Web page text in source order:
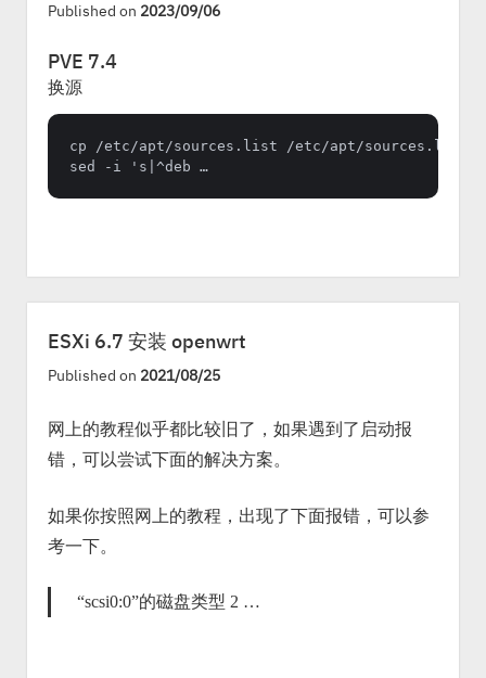
Published on 2023/09/06
PVE 7.4
换源
cp /etc/apt/sources.list /etc/apt/
sed -i 's|^deb …
ESXi 6.7 安装 openwrt
Published on 2021/08/25
网上的教程似乎都比较旧了，如果遇到了启动报
错，可以尝试下面的解决方案。
如果你按照网上的教程，出现了下面报错，可以参
考一下。
“scsi0:0”的磁盘类型 2 …